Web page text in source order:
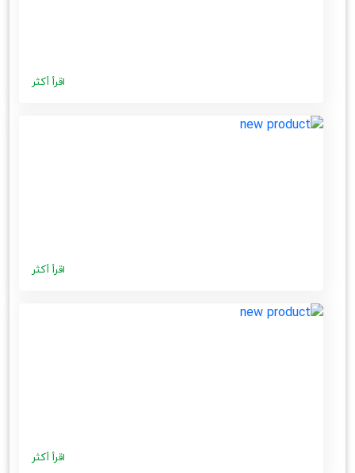
اقرأ أكثر
اقرأ أكثر
اقرأ أكثر